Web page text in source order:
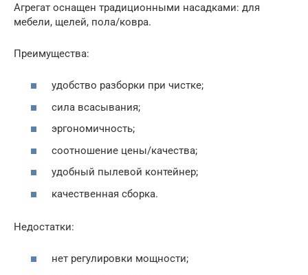
Агрегат оснащен традиционными насадками: для
мебели, щелей, пола/ковра.
Преимущества:
удобство разборки при чистке;
сила всасывания;
эргономичность;
соотношение цены/качества;
удобный пылевой контейнер;
качественная сборка.
Недостатки:
нет регулировки мощности;